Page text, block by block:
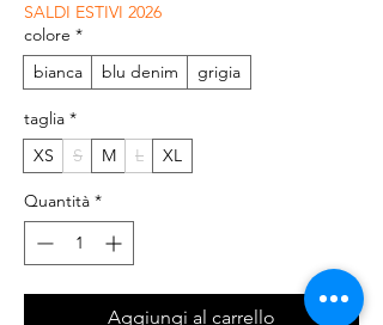
SALDI ESTIVI 2026
colore *
bianca
blu denim grigia
taglia *
XS
S M L XL
Quantità *
Aggiungi al carrello